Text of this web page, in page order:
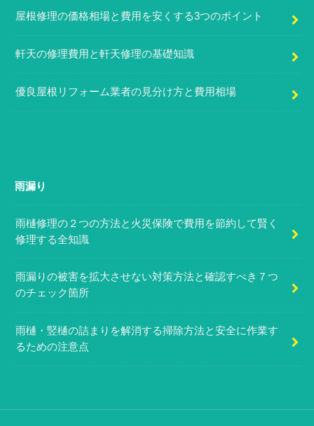
屋根修理の価格相場と費用を安くする3つのポイント
軒天の修理費用と軒天修理の基礎知識
優良屋根リフォーム業者の見分け方と費用相場
雨漏り
雨樋修理の２つの方法と火災保険で費用を節約して賢く
修理する全知識
雨漏りの被害を拡大させない対策方法と確認すべき７つ
のチェック箇所
雨樋・竪樋の詰まりを解消する掃除方法と安全に作業す
るための注意点